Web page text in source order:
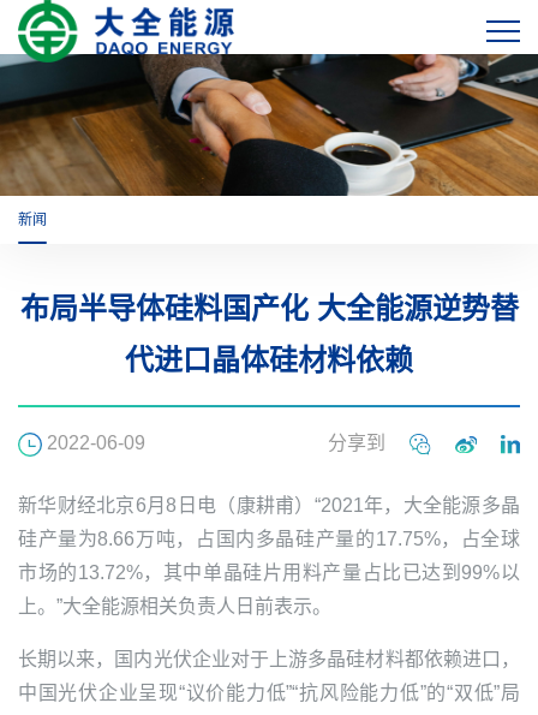
新闻
布局半导体硅料国产化 大全能源逆势替
代进口晶体硅材料依赖
2022-06-09 分享到
新华财经北京6月8日电（康耕甫）“2021年， 大全能源多晶
硅产量为8.66万吨，占国内多晶硅产量的17.75%，占全球
市场的13.72%，其中单晶硅片用料产量占比已达到99%以
上。”大全能源相关负责人日前表示。
长期以来，国内光伏企业对于上游多晶硅材料都依赖进口，
中国光伏企业呈现“议价能力低”“抗风险能力低”的“双低”局